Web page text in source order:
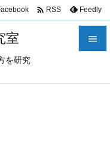
室
を研究

 RSS Feedly